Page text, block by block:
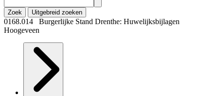
Zoek Uitgebreid zoeken
0168.014 Burgerlijke Stand Drenthe: Huwelijksbijlagen
Hoogeveen